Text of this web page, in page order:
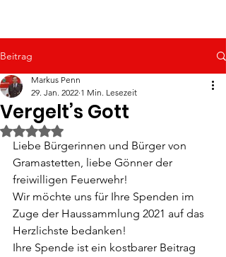
Beitrag
Vergelt’s Gott
Markus Penn
29. Jan. 2022 1 Min. Lesezeit
Mit NaN von 5 Sternen bewertet.
Liebe Bürgerinnen und Bürger von
Gramastetten, liebe Gönner der
freiwilligen Feuerwehr!
Wir möchte uns für Ihre Spenden im
Zuge der Haussammlung 2021 auf das
Herzlichste bedanken!
Ihre Spende ist ein kostbarer Beitrag